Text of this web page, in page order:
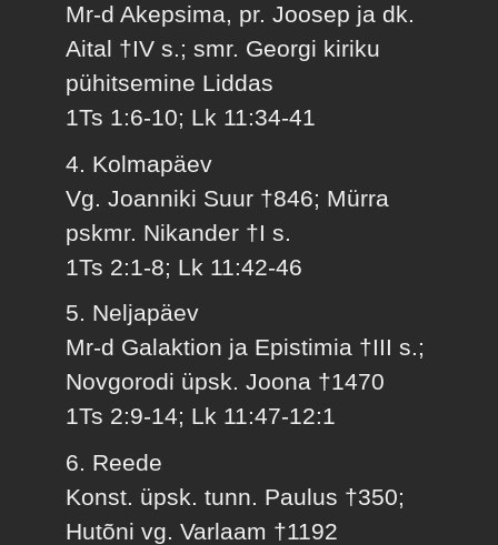
Mr-d Akepsima, pr. Joosep ja dk.
Aital †IV s.; smr. Georgi kiriku
pühitsemine Liddas
1Ts 1:6-10; Lk 11:34-41
4. Kolmapäev
Vg. Joanniki Suur †846; Mürra
pskmr. Nikander †I s.
1Ts 2:1-8; Lk 11:42-46
5. Neljapäev
Mr-d Galaktion ja Epistimia †III s.;
Novgorodi üpsk. Joona †1470
1Ts 2:9-14; Lk 11:47-12:1
6. Reede
Konst. üpsk. tunn. Paulus †350;
Hutõni vg. Varlaam †1192